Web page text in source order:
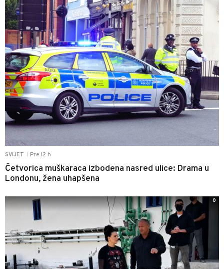
SVIJET Pre 12 h
Četvorica muškaraca izbodena nasred ulice: Drama u
Londonu, žena uhapšena
0